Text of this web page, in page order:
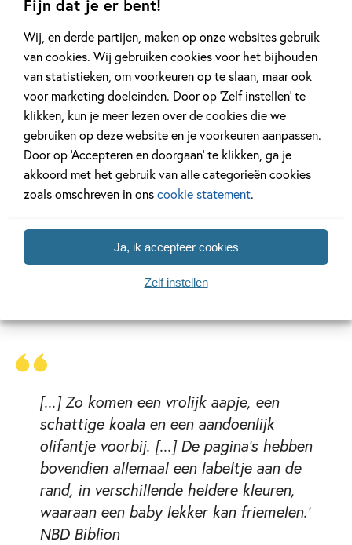
Fijn dat je er bent!
Wij, en derde partijen, maken op onze websites gebruik
van cookies. Wij gebruiken cookies voor het bijhouden
van statistieken, om voorkeuren op te slaan, maar ook
voor marketing doeleinden. Door op ‘Zelf instellen’ te
klikken, kun je meer lezen over de cookies die we
gebruiken op deze website en je voorkeuren aanpassen.
Door op ‘Accepteren en doorgaan’ te klikken, ga je
akkoord met het gebruik van alle categorieën cookies
zoals omschreven in onscookie statement.
Ja, ik accepteer cookies
Zelf instellen
Maak kennis met BORA: de leukste boeken voor de
allerkleinsten! Een frisse en speelse boekenserie van
eigen bodem, 100% Dutch design door Deborah van de
Leijgraaf. Muis, Bij, Beer, Luiaard en nog veel meer
dierenvriendjes staan centraal in deze vrolijke baby- en
peuterboeken. Van een eerste knuffelboekje in zwart-wit
(perfect voor baby’s vanaf zes maanden) tot een
knisperboekje dat de zintuigen prikkelt. En van een
Lees verder
[...] Zo komen een vrolijk aapje, een
schattige koala en een aandoenlijk
olifantje voorbij. [...] De pagina's hebben
bovendien allemaal een labeltje aan de
rand, in verschillende heldere kleuren,
waaraan een baby lekker kan friemelen.'
NBD Biblion